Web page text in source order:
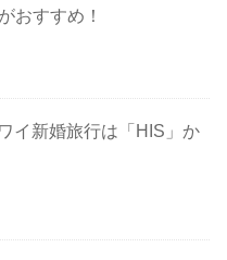
おすすめ！
イ新婚旅行は「HIS」か